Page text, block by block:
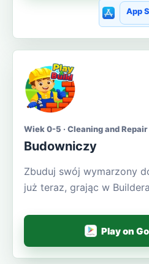
App
Wiek 0-5 · Cleaning and Repair
Budowniczy
Zbuduj swój wymarzony
już teraz, grając w
Play on